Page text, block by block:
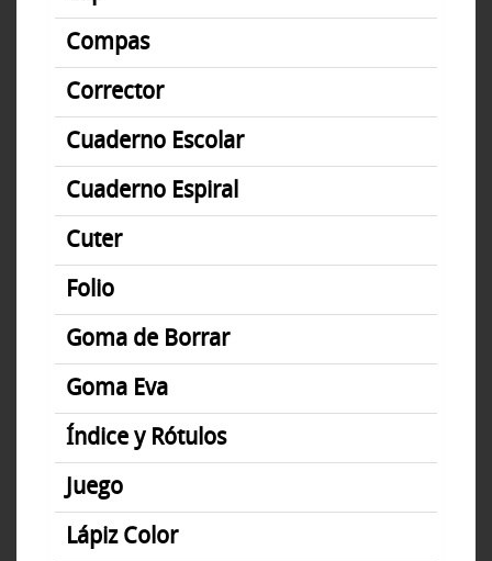
Compas
Corrector
Cuaderno Escolar
Cuaderno Espiral
Cuter
Folio
Goma de Borrar
Goma Eva
Índice y Rótulos
Juego
Lápiz Color